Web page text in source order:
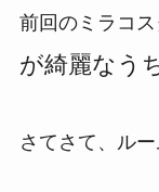
前回のミラコス
が綺麗なう
さてさて、ル